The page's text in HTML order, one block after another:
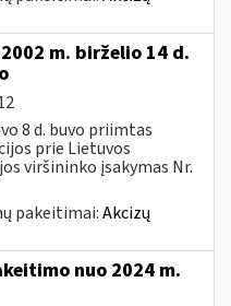
m. birželio 14 d.
8 d. buvo priimtas
prie Lietuvos
viršininko įsakymas Nr.
pakeitimai:Akcizų
nuo 2024 m.